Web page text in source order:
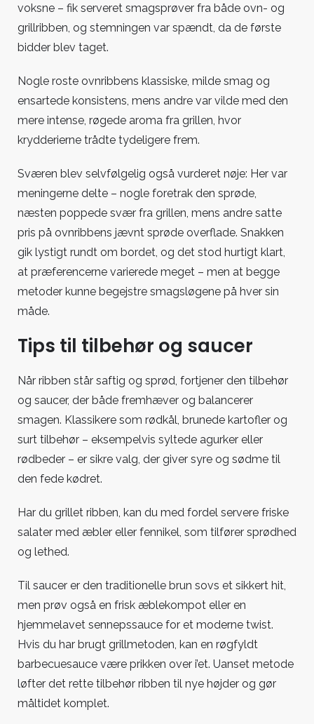
voksne – fik serveret smagsprøver fra både ovn- og
grillribben, og stemningen var spændt, da de første
bidder blev taget.
Nogle roste ovnribbens klassiske, milde smag og
ensartede konsistens, mens andre var vilde med den
mere intense, røgede aroma fra grillen, hvor
krydderierne trådte tydeligere frem.
Sværen blev selvfølgelig også vurderet nøje: Her var
meningerne delte – nogle foretrak den sprøde,
næsten poppede svær fra grillen, mens andre satte
pris på ovnribbens jævnt sprøde overflade. Snakken
gik lystigt rundt om bordet, og det stod hurtigt klart,
at præferencerne varierede meget – men at begge
metoder kunne begejstre smagsløgene på hver sin
måde.
Tips til tilbehør og saucer
Når ribben står saftig og sprød, fortjener den tilbehør
og saucer, der både fremhæver og balancerer
smagen. Klassikere som rødkål, brunede kartofler og
surt tilbehør – eksempelvis syltede agurker eller
rødbeder – er sikre valg, der giver syre og sødme til
den fede kødret.
Har du grillet ribben, kan du med fordel servere friske
salater med æbler eller fennikel, som tilfører sprødhed
og lethed.
Til saucer er den traditionelle brun sovs et sikkert hit,
men prøv også en frisk æblekompot eller en
hjemmelavet sennepssauce for et moderne twist.
Hvis du har brugt grillmetoden, kan en røgfyldt
barbecuesauce være prikken over i’et. Uanset metode
løfter det rette tilbehør ribben til nye højder og gør
måltidet komplet.